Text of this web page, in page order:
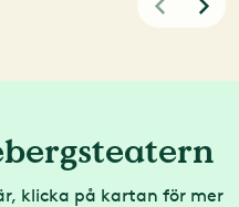
klicka på kartan för mer